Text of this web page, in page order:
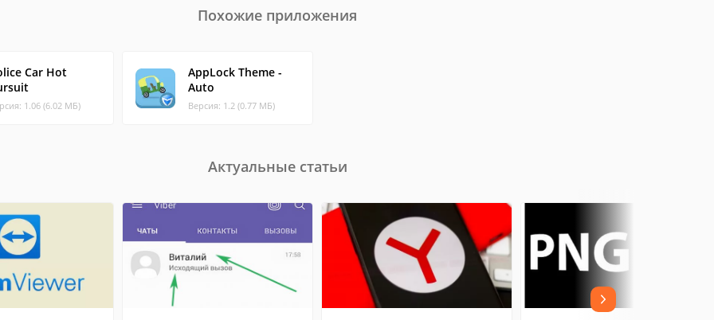
Похожие приложения
Car Hot
1.06 (6.02 МБ)
AppLock Theme -
Auto
Версия: 1.2 (0.77 МБ)
Актуальные статьи